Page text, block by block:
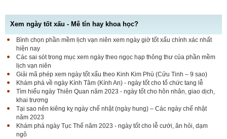
Xem ngày tốt xấu - Mê tín hay khoa học?
Bình chọn phần mềm lịch vạn niên xem ngày giờ tốt xấu chính xác nhất
hiện nay
Các sai sót trong mục xem ngày theo ngọc hạp thông thư của phần mềm
lịch vạn niên
Giải mã phép xem ngày tốt xấu theo Kinh Kim Phù (Cửu Tinh – 9 sao)
Khám phá về ngày Kính Tâm (Kính An) - ngày tốt cho tổ chức tang lễ
Tìm hiểu ngày Thiên Quan năm 2023 - ngày tốt cho hôn nhân, giao dịch,
khai trương
Tại sao nên kiêng kỵ ngày chế nhật (ngày hung) – Các ngày chế nhật
năm 2023
Khám phá ngày Tục Thế năm 2023 - ngày tốt cho lễ cưới, ăn hỏi, dạm
ngõ